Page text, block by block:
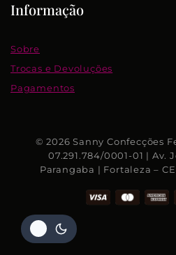
Informação
Sobre
Trocas e Devoluções
Pagamentos
© 2026 Sanny Confecções
07.291.784/0001-01 | Av.
Parangaba | Fortaleza – CE